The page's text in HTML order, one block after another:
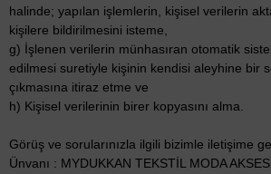
halinde; yapılan işlemlerin, kişisel verilerin
kişilere bildirilmesini isteme,
g) İşlenen verilerin münhasıran otomatik
edilmesi suretiyle kişinin kendisi aleyhine bir
çıkmasına itiraz etme ve
h) Kişisel verilerinin birer kopyasını alma.
Görüş ve sorularınızla ilgili bizimle iletişime
Ünvanı : MYDUKKAN TEKSTİL MODA